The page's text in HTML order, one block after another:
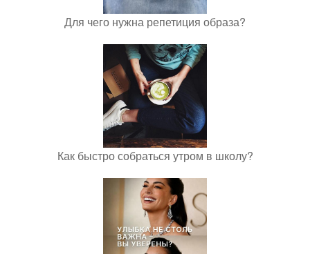
Для чего нужна репетиция образа?
Как быстро собраться утром в школу?